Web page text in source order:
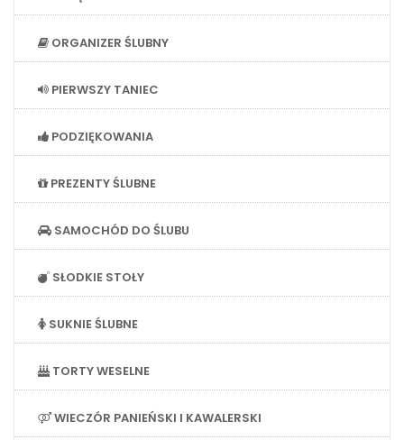
ORGANIZER ŚLUBNY
PIERWSZY TANIEC
PODZIĘKOWANIA
PREZENTY ŚLUBNE
SAMOCHÓD DO ŚLUBU
SŁODKIE STOŁY
SUKNIE ŚLUBNE
TORTY WESELNE
WIECZÓR PANIEŃSKI I KAWALERSKI